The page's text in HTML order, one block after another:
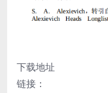
下载地址
链接：